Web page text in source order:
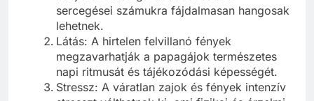
sercegései számukra fájdalmasan hangosak
lehetnek.
Látás: A hirtelen felvillanó fények
megzavarhatják a papagájok természetes
napi ritmusát és tájékozódási képességét.
Stressz: A váratlan zajok és fények intenzív